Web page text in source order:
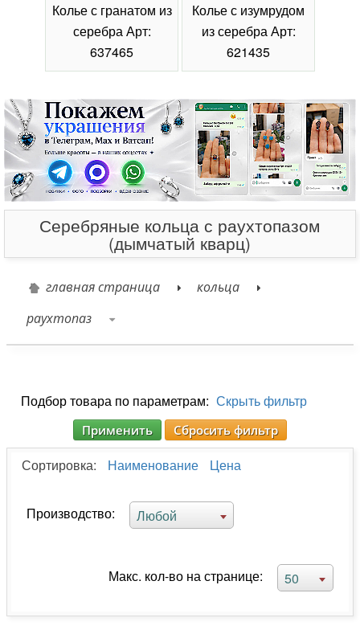
Колье с гранатом из
серебра Арт:
637465
Колье с изумрудом
из серебра Арт:
621435
Серебряные кольца с раухтопазом
(дымчатый кварц)
главная страница
кольца
раухтопаз
Подбор товара по параметрам: Скрыть фильтр
Применить Сбросить фильтр
Сортировка: Наименование Цена
Производство: Любой
Макс. кол-во на странице: 50